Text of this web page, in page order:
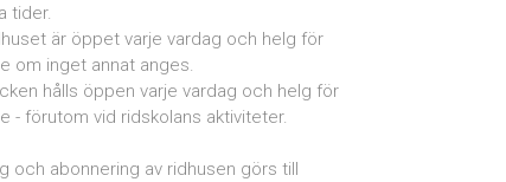
tider.
är öppet varje vardag och helg för
om inget annat anges.
hålls öppen varje vardag och helg för
- förutom vid ridskolans aktiviteter.
och abonnering av ridhusen görs till